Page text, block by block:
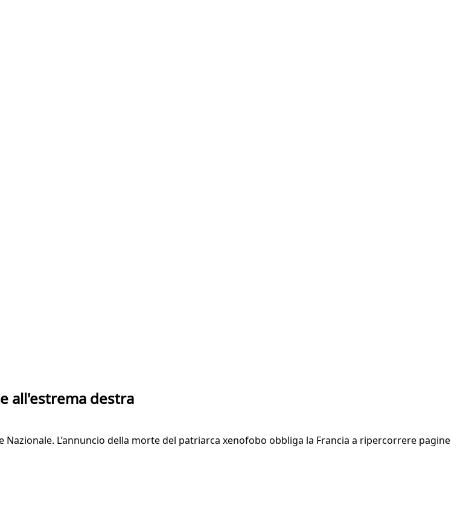
all'estrema destra
L’annuncio della morte del patriarca xenofobo obbliga la Francia a ripercorrere pagine